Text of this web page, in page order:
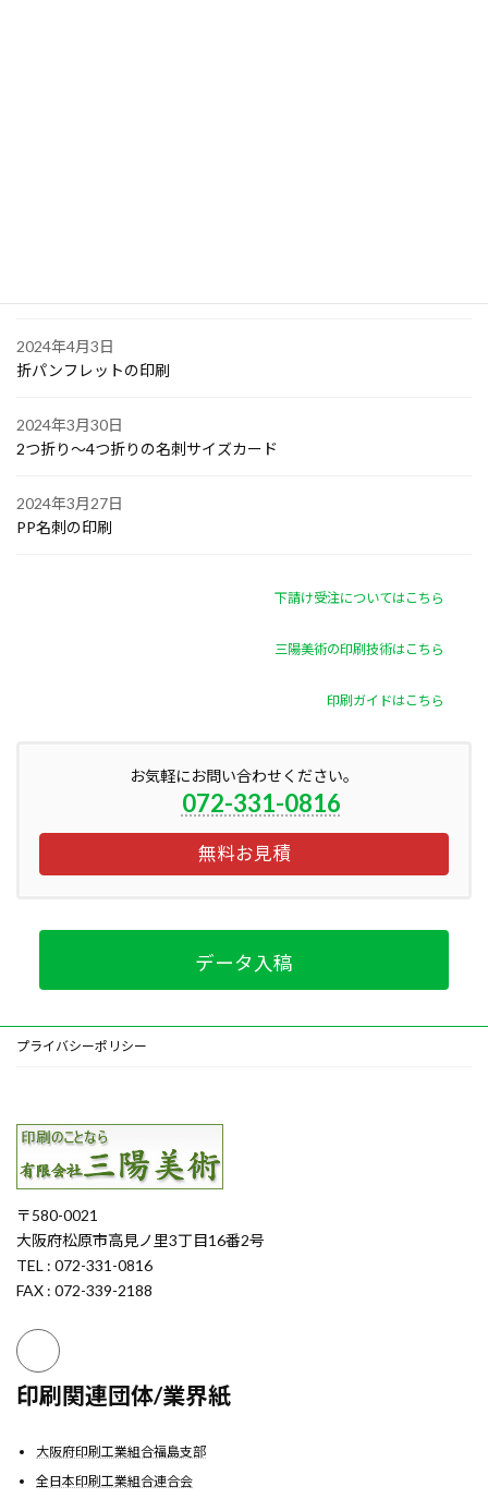
2024年4月3日
折パンフレットの印刷
2024年3月30日
2つ折り～4つ折りの名刺サイズカード
2024年3月27日
PP名刺の印刷
下請け受注についてはこちら
三陽美術の印刷技術はこちら
印刷ガイドはこちら
お気軽にお問い合わせください。
072-331-0816
無料お見積
データ入稿
プライバシーポリシー
〒580-0021
大阪府松原市高見ノ里3丁目16番2号
TEL : 072-331-0816
FAX : 072-339-2188
印刷関連団体/業界紙
大阪府印刷工業組合福島支部
全日本印刷工業組合連合会